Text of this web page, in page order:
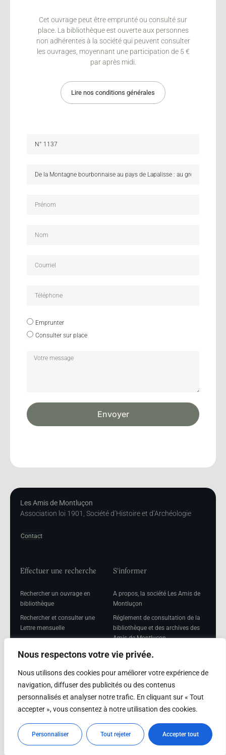
Nous respectons votre vie privée.
Nous utilisons des cookies pour améliorer votre expérience de
navigation, diffuser des publicités ou des contenus
personnalisés et analyser notre trafic. En cliquant sur « Tout
accepter », vous consentez à notre utilisation des cookies.
Personnaliser Tout rejeter Accepter tout
Cet ouvrage peut être emprunté ou consulté sur
place. La bibliothèque est ouverte aux personnes
non adhérentes à la société qui peuvent consulter
les ouvrages, moyennant une participation de 5 €
par après midi.
Lire nos conditions générales
Emprunter
Consulter sur place
Envoyer
Les Amis de Montluçon
Association loi 1901, Société d’Histoire et d’Archéologie
Contact
Effectuer une recherche
Rechercher un ouvrage en
bibliothèque
Rechercher et consulter une
Lettre mensuelle
mensuelle
S'informer
A propos, la société Les Amis de
Montluçon
Réglement de consultation de la
bibliothèque et des archives des
Amis de Montluçon
Mentions légales
Adhérer